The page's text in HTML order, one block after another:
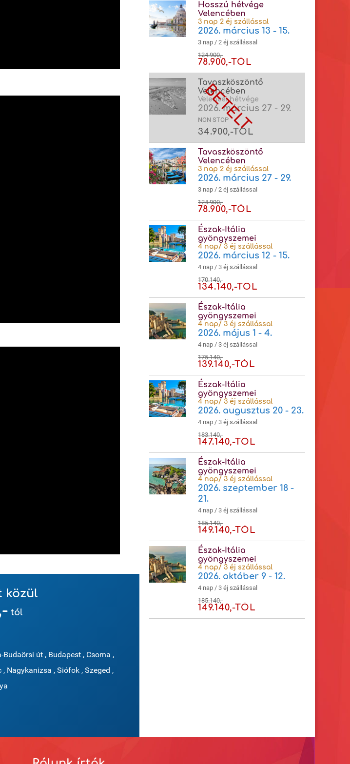
közül
tól
Budaörsi út ,Budapest ,Csorna ,
, Nagykanizsa , Siófok , Szeged ,
Hosszú hétvége
Velencében
3 nap 2 éj szállással
2026. március 13 - 15.
3 nap / 2 éj szállással
124.900,-
78.900,-TÓL
Tavaszköszöntő
Velencében
Velencei hétvége
2026. március 27 - 29.
NON STOP
34.900,-TÓL
Tavaszköszöntő
Velencében
3 nap 2 éj szállással
2026. március 27 - 29.
3 nap / 2 éj szállással
124.900,-
78.900,-TÓL
Észak-Itália
gyöngyszemei
4 nap/ 3 éj szállással
2026. március 12 - 15.
4 nap / 3 éj szállással
170.140,-
134.140,-TÓL
Észak-Itália
gyöngyszemei
4 nap/ 3 éj szállással
2026. május 1 - 4.
4 nap / 3 éj szállással
175.140,-
139.140,-TÓL
Észak-Itália
gyöngyszemei
4 nap/ 3 éj szállással
2026. augusztus 20 - 23.
4 nap / 3 éj szállással
183.140,-
147.140,-TÓL
Észak-Itália
gyöngyszemei
4 nap/ 3 éj szállással
2026. szeptember 18 -
21.
4 nap / 3 éj szállással
185.140,-
149.140,-TÓL
Észak-Itália
gyöngyszemei
4 nap/ 3 éj szállással
2026. október 9 - 12.
4 nap / 3 éj szállással
185.140,-
149.140,-TÓL